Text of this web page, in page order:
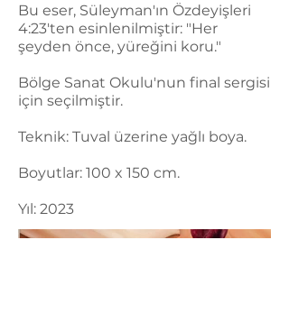
Bu eser, Süleyman'ın Özdeyişleri
4:23'ten esinlenilmiştir: "Her
şeyden önce, yüreğini koru."
Bölge Sanat Okulu'nun final sergisi
için seçilmiştir.
Teknik: Tuval üzerine yağlı boya.
Boyutlar: 100 x 150 cm.
Yıl: 2023